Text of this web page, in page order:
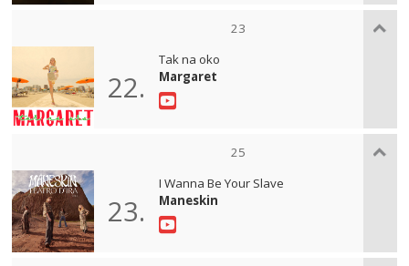
23
22.
Tak na oko
Margaret
25
23.
I Wanna Be Your Slave
Maneskin